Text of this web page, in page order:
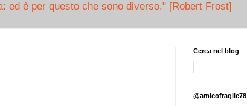
ed è per questo che sono diverso." [Robert Frost]
Cerca nel blog
@amicofragile78